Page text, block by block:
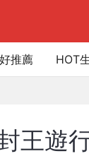
好推薦 HOT
王遊